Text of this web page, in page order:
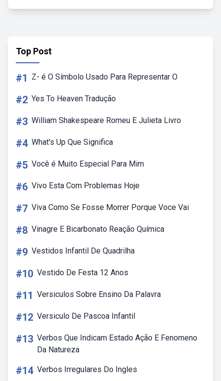
Top Post
#1 Z- é O Símbolo Usado Para Representar O
#2 Yes To Heaven Tradução
#3 William Shakespeare Romeu E Julieta Livro
#4 What's Up Que Significa
#5 Você é Muito Especial Para Mim
#6 Vivo Esta Com Problemas Hoje
#7 Viva Como Se Fosse Morrer Porque Voce Vai
#8 Vinagre E Bicarbonato Reação Química
#9 Vestidos Infantil De Quadrilha
#10 Vestido De Festa 12 Anos
#11 Versiculos Sobre Ensino Da Palavra
#12 Versiculo De Pascoa Infantil
#13 Verbos Que Indicam Estado Ação E Fenomeno
Da Natureza
#14 Verbos Irregulares Do Ingles